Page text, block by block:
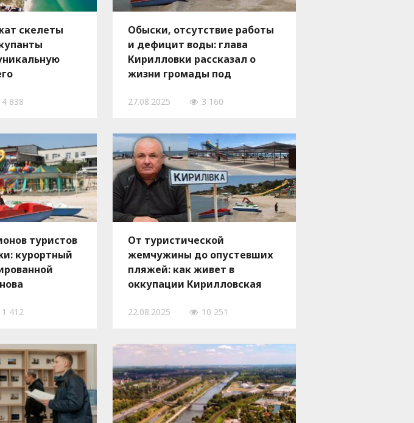
скелеты
4 838
Обыски, отсутствие работы
и дефицит воды: глава
Кирилловки рассказал о
жизни громады под
27.08.2025 3 160
туристов
курортный
1 412
От туристической
жемчужины до опустевших
пляжей: как живет в
оккупации Кирилловская
22.08.2025 10 251